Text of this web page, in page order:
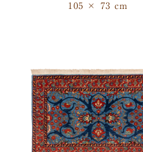
105 × 73 cm